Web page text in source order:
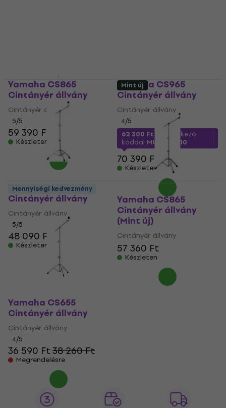
Yamaha CS865
Cintányér állvány
Cintányér állvány
5/5
59 390 Ft
Készleten
Yamaha CS965
Cintányér állvány
Cintányér állvány
4/5
62 300 Ft
a következő
kóddal MUZMUZ-10
70 390 Ft
Készleten
Yamaha CS755
Cintányér állvány
Cintányér állvány
5/5
48 090 Ft
Készleten
Mint új
Yamaha CS865
Cintányér állvány
(Mint új)
Cintányér állvány
57 360 Ft
Készleten
Mennyiségi kedvezmény
Yamaha CS655
Cintányér állvány
Cintányér állvány
4/5
36 590 Ft38 260 Ft
Megrendelésre